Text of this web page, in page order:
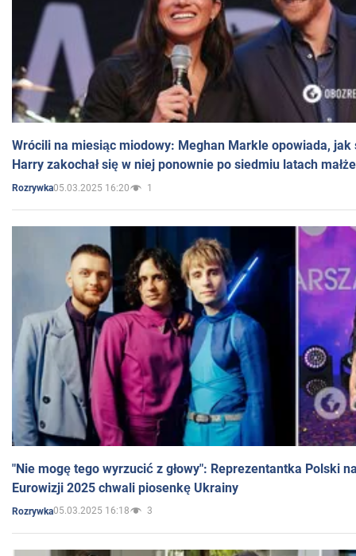
Wrócili na miesiąc miodowy: Meghan Markle opowiada, jak
Harry zakochał się w niej ponownie po siedmiu latach
Rozrywka05.03.2025 16:20 1
"Nie mogę tego wyrzucić z głowy": Reprezentantka Polski
Eurowizji 2025 chwali piosenkę Ukrainy
Rozrywka05.03.2025 16:18 3